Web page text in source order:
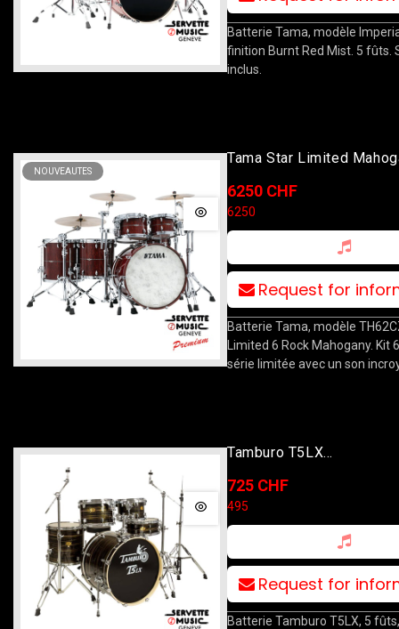
Batterie Tama, modèle
finition Burnt Red Mist. 5 fûts.
inclus.
NOUVEAUTES
Tama Star Limited
Flamed Sapele
6250 CHF
6250
Request for
Batterie Tama, modèle
Limited 6 Rock Mahogany. Kit
série limitée avec un son
Tamburo T5LX
Grain Black Avec Stands
725 CHF
495
Request for
Batterie Tamburo T5LX, 5